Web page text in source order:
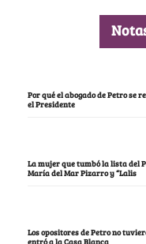
Por qué el abogado de Petro se
el Presidente
La mujer que tumbó la lista del
María del Mar Pizarro y “Lalis
Los opositores de Petro no
entró a la Casa Blanca